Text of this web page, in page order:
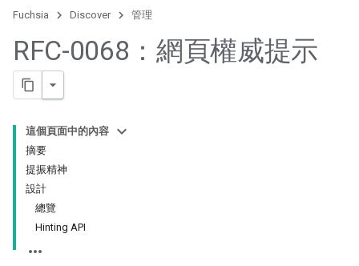
Fuchsia Discover 管理
RFC-0068：網頁權威提示
這個頁面中的內容
摘要
提振精神
設計
總覽
Hinting API